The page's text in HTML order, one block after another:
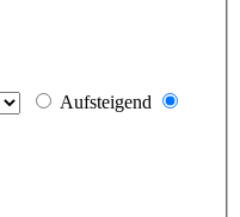
Aufsteigend